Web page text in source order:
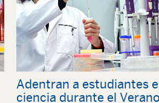
Adentran a estudiantes
ciencia durante el